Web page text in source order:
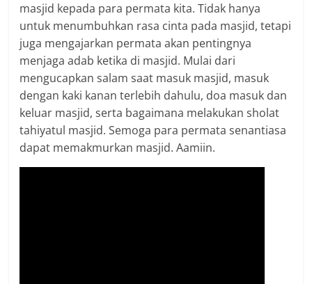
masjid kepada para permata kita. Tidak hanya
untuk menumbuhkan rasa cinta pada masjid, tetapi
juga mengajarkan permata akan pentingnya
menjaga adab ketika di masjid. Mulai dari
mengucapkan salam saat masuk masjid, masuk
dengan kaki kanan terlebih dahulu, doa masuk dan
keluar masjid, serta bagaimana melakukan sholat
tahiyatul masjid. Semoga para permata senantiasa
dapat memakmurkan masjid. Aamiin.